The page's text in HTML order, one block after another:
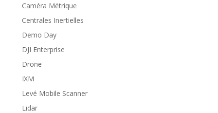
Caméra Métrique
Centrales Inertielles
Demo Day
DJI Enterprise
Drone
IXM
Levé Mobile Scanner
Lidar